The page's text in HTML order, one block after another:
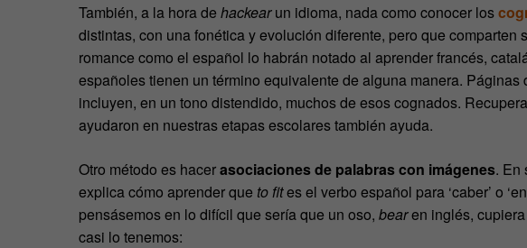
También, a la hora de hackearun idioma, nada como conocer los
distintas, con una fonética y evolución diferente, pero que
romance como el español lo habrán notado al aprender francés,
españoles tienen un término equivalente de alguna manera. Páginas
incluyen, en un tono distendido, muchos de esos cognados.
ayudaron en nuestras etapas escolares también ayuda.
Otro método es hacerasociaciones de palabras con imágenes. En
explica cómo aprender que to fites el verbo español para ‘caber’ o
pensásemos en lo difícil que sería que un oso, bearen inglés,
casi lo tenemos: